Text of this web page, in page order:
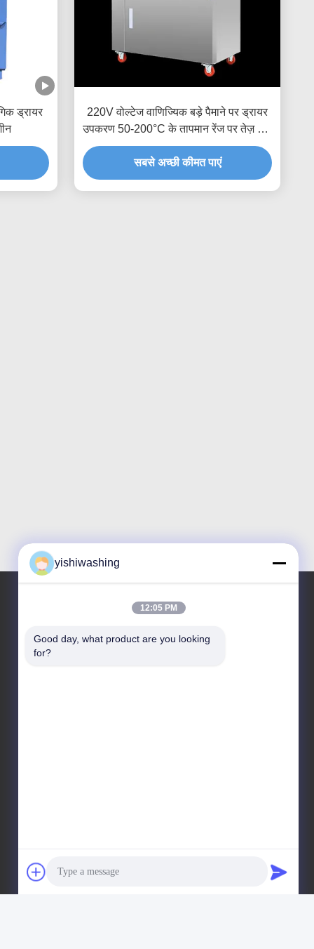
ड्रायर
220V वोल्टेज वाणिज्यिक बड़े पैमाने पर ड्रायर
उपकरण 50-200°C के तापमान रेंज पर तेज़ और
सटीक सुखाने के लिए
सबसे अच्छी कीमत पाएं
हमारा पता
कम्पनी का पता
yishiwashing
12:05 PM
Good day, what product are you looking
for?